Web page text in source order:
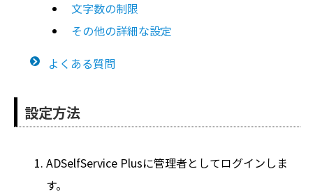
文字数の制限
その他の詳細な設定
よくある質問
設定方法
ADSelfService Plusに管理者としてログインしま
す。